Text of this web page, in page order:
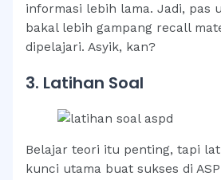
informasi lebih lama. Jadi, pas
bakal lebih gampang recall
dipelajari. Asyik, kan?
3. Latihan Soal
Belajar teori itu penting, tapi
kunci utama buat sukses di